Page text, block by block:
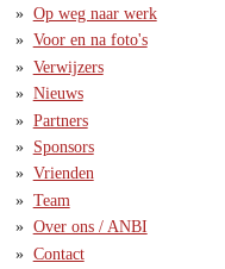
Op weg naar werk
Voor en na foto's
Verwijzers
Nieuws
Partners
Sponsors
Vrienden
Team
Over ons / ANBI
Contact